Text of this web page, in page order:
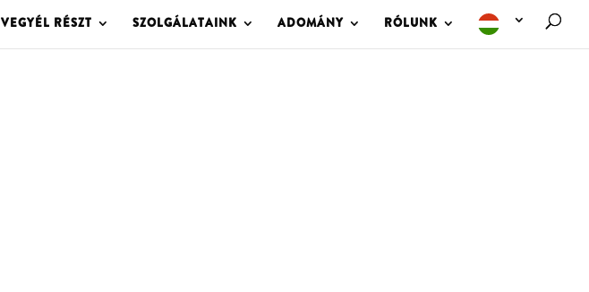
VEGYÉL RÉSZT SZOLGÁLATAINK ADOMÁNY RÓLUNK